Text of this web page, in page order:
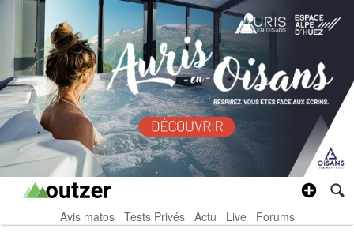
Avis matos Tests Privés Actu Live Forums